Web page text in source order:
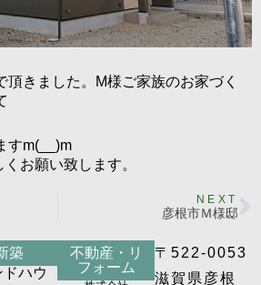
頂きました。M様ご家族のお家づく
すm(__)m
お願い致します。
NEXT
彦根市Ｍ様邸
築
ハウ
不動産・リ
フォーム
〒522-0053
滋賀県彦根